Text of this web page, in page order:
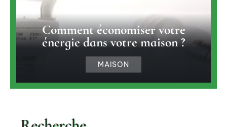
Comment économiser votre
énergie dans votre maison ?
MAISON